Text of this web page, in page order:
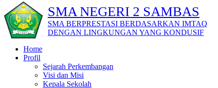
SMA NEGERI 2 SAMBAS
SMA BERPRESTASI BERDASARKAN IMTAQ
DENGAN LINGKUNGAN YANG KONDUSIF
Home
Profil
Sejarah Perkembangan
Visi dan Misi
Kepala Sekolah